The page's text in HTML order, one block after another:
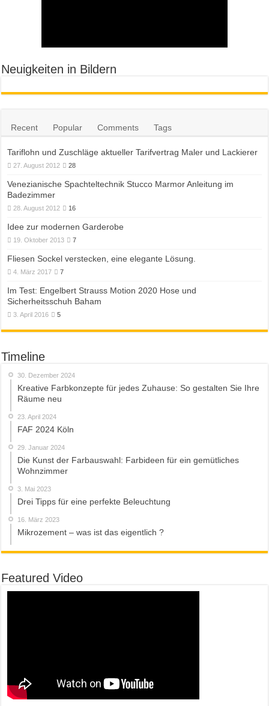
Neuigkeiten in Bildern
Recent Popular Comments Tags
Tariflohn und Zuschläge aktueller Tarifvertrag Maler und Lackierer
27. August 2012 28
Venezianische Spachteltechnik Stucco Marmor Anleitung im
Badezimmer
28. August 2012 16
Idee zur modernen Garderobe
19. Oktober 2013 7
Fliesen Sockel verstecken, eine elegante Lösung.
4. März 2017 7
Im Test: Engelbert Strauss Motion 2020 Hose und
Sicherheitsschuh Baham
3. April 2016 5
Timeline
30. Dezember 2024
Kreative Farbkonzepte für jedes Zuhause: So gestalten Sie Ihre
Räume neu
23. April 2024
FAF 2024 Köln
29. Januar 2024
Die Kunst der Farbauswahl: Farbideen für ein gemütliches
Wohnzimmer
3. Mai 2023
Drei Tipps für eine perfekte Beleuchtung
16. März 2023
Mikrozement – was ist das eigentlich ?
Featured Video